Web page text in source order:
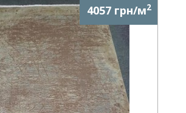
4057 грн/м2